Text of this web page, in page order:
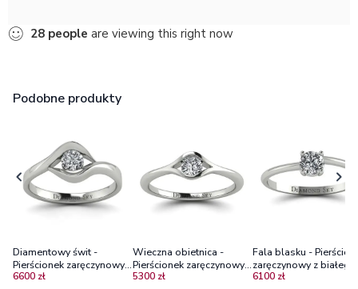
28 people are viewing this right now
Podobne produkty
Diamentowy świt -
Pierścionek zaręczynowy z
białego złota z
6600 zł
Wieczna obietnica -
Pierścionek zaręczynowy z
białego złota z
5300 zł
Fala blasku -
zaręczynowy z białego
złota z diamentem
6100 zł